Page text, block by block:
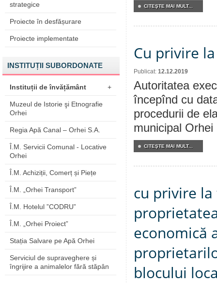
strategice
Proiecte în desfășurare
Proiecte implementate
INSTITUȚII SUBORDONATE
Instituții de învățământ +
Muzeul de Istorie şi Etnografie
Orhei
Regia Apă Canal – Orhei S.A.
Î.M. Servicii Comunal - Locative
Orhei
Î.M. Achiziții, Comerț și Piețe
Î.M. „Orhei Transport”
Î.M. Hotelul ”CODRU”
Î.M. „Orhei Proiect”
Stația Salvare pe Apă Orhei
Serviciul de supraveghere și
îngrijire a animalelor fără stăpân
CITEŞTE MAI MULT...
Cu privire
Publicat: 12.12.2019
Autoritatea
începînd cu
procedurii de
municipal
CITEŞTE MAI MULT...
cu privire
economică
blocului